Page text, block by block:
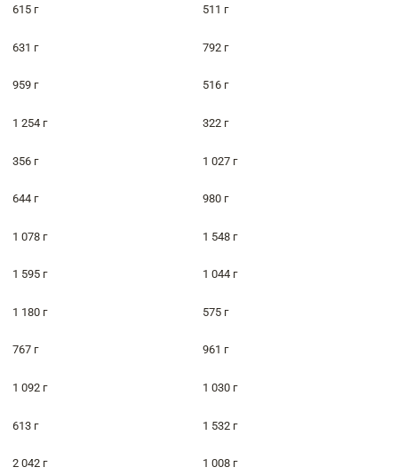
615 г 511 г
631 г 792 г
959 г 516 г
1 254 г 322 г
356 г 1 027 г
644 г 980 г
1 078 г 1 548 г
1 595 г 1 044 г
1 180 г 575 г
767 г 961 г
1 092 г 1 030 г
613 г 1 532 г
2 042 г 1 008 г